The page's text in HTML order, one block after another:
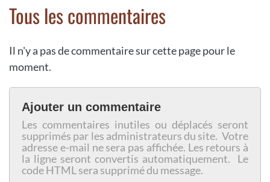
Tous les commentaires
Il n'y a pas de commentaire sur cette page pour le
moment.
Ajouter un commentaire
Les commentaires inutiles ou déplacés seront
supprimés par les administrateurs du site. Votre
adresse e-mail ne sera pas affichée. Les retours à
la ligne seront convertis automatiquement. Le
code HTML sera supprimé du message.